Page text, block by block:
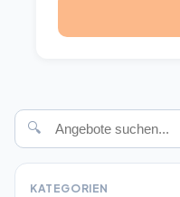
🔍
KATEGORIEN